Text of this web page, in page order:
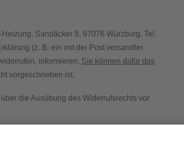
Sandäcker 8, 97076 Würzburg, Tel.
(z. B. ein mit der Post versandter
informieren. Sie können dafür das
vorgeschrieben ist.
die Ausübung des Widerrufsrechts vor
die wir von Ihnen erhalten haben,